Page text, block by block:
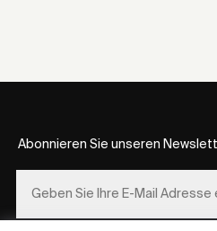
Abonnieren Sie unseren